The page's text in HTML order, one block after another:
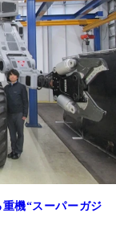
機“スーパーガジ